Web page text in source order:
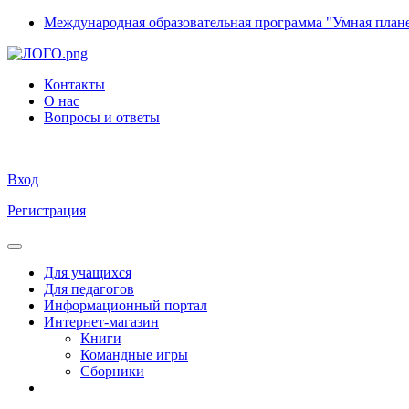
Международная образовательная программа "Умная
Контакты
О нас
Вопросы и ответы
Вход
Регистрация
Для учащихся
Для педагогов
Информационный портал
Интернет-магазин
Книги
Командные игры
Сборники